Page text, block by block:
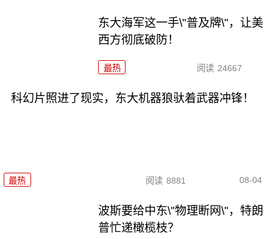
东大海军这一手\"普及牌\"，让美
西方彻底破防！
最热 阅读 24667
科幻片照进了现实，东大机器狼驮着武器冲锋！
最热 阅读 8881 08-04
波斯要给中东\"物理断网\"，特朗
普忙递橄榄枝？